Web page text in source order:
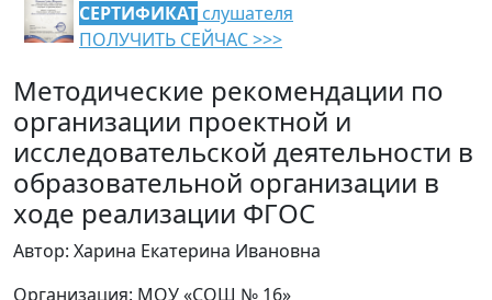
СЕРТИФИКАТ слушателя
ПОЛУЧИТЬ СЕЙЧАС >>>
Методические рекомендации по
организации проектной и
исследовательской деятельности в
образовательной организации в
ходе реализации ФГОС
Автор: Харина Екатерина Ивановна
Организация: МОУ «СОШ № 16»